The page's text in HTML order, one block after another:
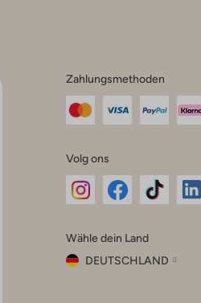
Zahlungsmethoden
Volg ons
Instagram
Facebook
TikTok
Wähle dein Land
DEUTSCHLAND